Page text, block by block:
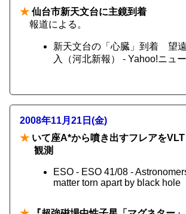
★ 仙台市新天文台に主鏡到着
報道による。
新天文台の「心臓」到着 望
入（河北新報） - Yahoo!ニュ
2008年11月21日(金)
★ いて座A*から噴き出すフレアを
観測
ESO - ESO 41/08 -
matter torn apart by black hole